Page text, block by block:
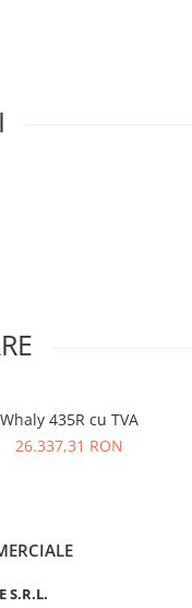
Whaly 435R cu TVA
26.337,31 RON
S.R.L.